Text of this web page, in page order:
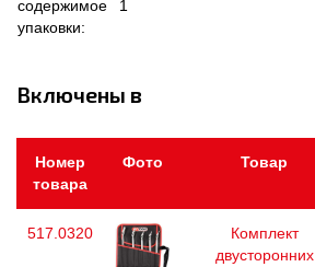
содержимое
упаковки:
1
Включены в
Номер
товара
Фото Товар
517.0320
Комплект
двусторонних